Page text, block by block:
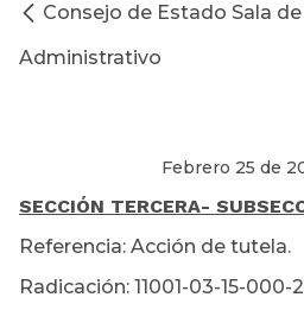
Consejo de Estado Sala
Administrativo
Febrero 25 de
SECCIÓN TERCERA-
Referencia: Acción de tutela.
Radicación: 11001-03-15-000-